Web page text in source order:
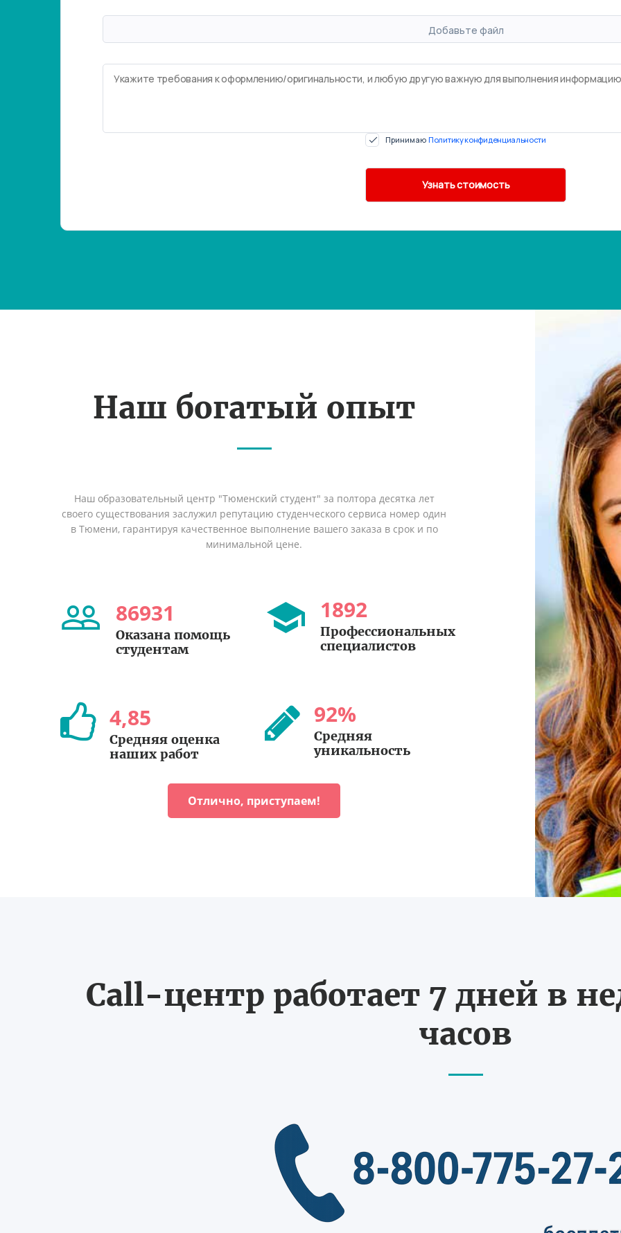
Добавьте файл
Принимаю Политику конфиденциальности
Наш богатый опыт
Наш образовательный центр "Тюменский студент" за полтора десятка лет
своего существования заслужил репутацию студенческого сервиса номер один
в Тюмени, гарантируя качественное выполнение вашего заказа в срок и по
минимальной цене.
86931
Оказана помощь
студентам
1892
Профессиональных
специалистов
4,85
Средняя оценка
наших работ
92%
Средняя
уникальность
Отлично, приступаем!
Call-центр работает 7 дней в
часов